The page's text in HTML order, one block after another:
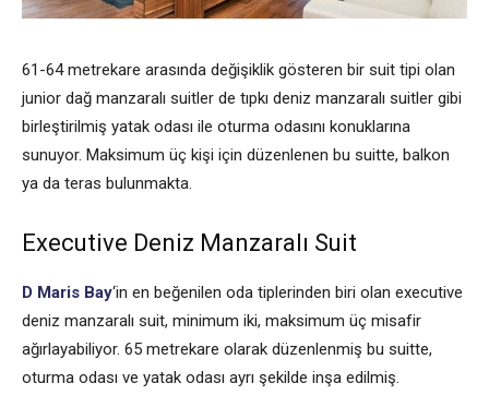
61-64 metrekare arasında değişiklik gösteren bir suit tipi olan
junior dağ manzaralı suitler de tıpkı deniz manzaralı suitler gibi
birleştirilmiş yatak odası ile oturma odasını konuklarına
sunuyor. Maksimum üç kişi için düzenlenen bu suitte, balkon
ya da teras bulunmakta.
Executive Deniz Manzaralı Suit
D Maris Bay‘in en beğenilen oda tiplerinden biri olan executive
deniz manzaralı suit, minimum iki, maksimum üç misafir
ağırlayabiliyor. 65 metrekare olarak düzenlenmiş bu suitte,
oturma odası ve yatak odası ayrı şekilde inşa edilmiş.